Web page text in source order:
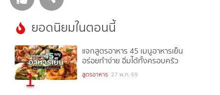
ยอดนิยมในตอนนี้
1
แจกสูตรอาหาร 45 เมนูอาหารเย็น
อร่อยทำง่าย อิ่มได้ทั้งครอบครัว
สูตรอาหาร 27 พ.ค. 69